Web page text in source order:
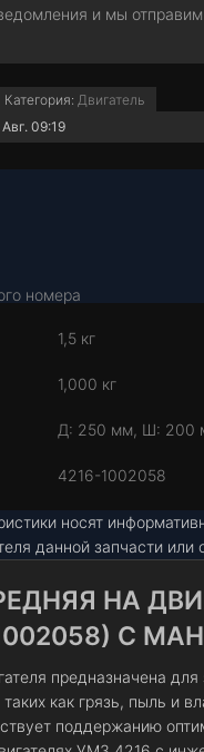
и мы
Категория: Двигатель
09:19
номера
1,5 кг
1,000 кг
Д: 250 мм, Ш: 200
4216-1002058
носят
данной запчасти
НА
С
предназначена
как грязь, пыль и
поддержанию